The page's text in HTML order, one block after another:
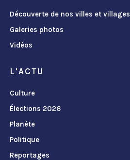
Découverte de nos villes et villages
Galeries photos
Vidéos
L'ACTU
Culture
Élections 2026
Planète
Politique
Reportages